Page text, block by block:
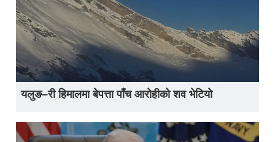
यलुङ–री हिमालमा बेपत्ता पाँच आरोहीको शव भेटियो